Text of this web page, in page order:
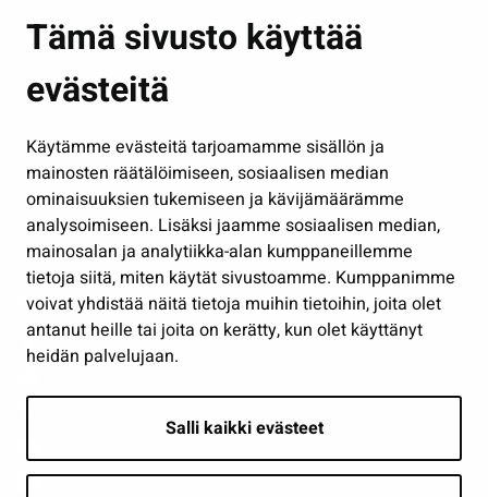
Tämä sivusto käyttää
evästeitä
Käytämme evästeitä tarjoamamme sisällön ja
mainosten räätälöimiseen, sosiaalisen median
ominaisuuksien tukemiseen ja kävijämäärämme
analysoimiseen. Lisäksi jaamme sosiaalisen median,
mainosalan ja analytiikka-alan kumppaneillemme
tietoja siitä, miten käytät sivustoamme. Kumppanimme
voivat yhdistää näitä tietoja muihin tietoihin, joita olet
antanut heille tai joita on kerätty, kun olet käyttänyt
heidän palvelujaan.
Salli kaikki evästeet
Kasvatus ja opetus
Kulttuuri ja liikunta
Työ ja yrittäminen
Osallistu ja asioi
Näytä omat evästeasetukseni
Seuraa meitä